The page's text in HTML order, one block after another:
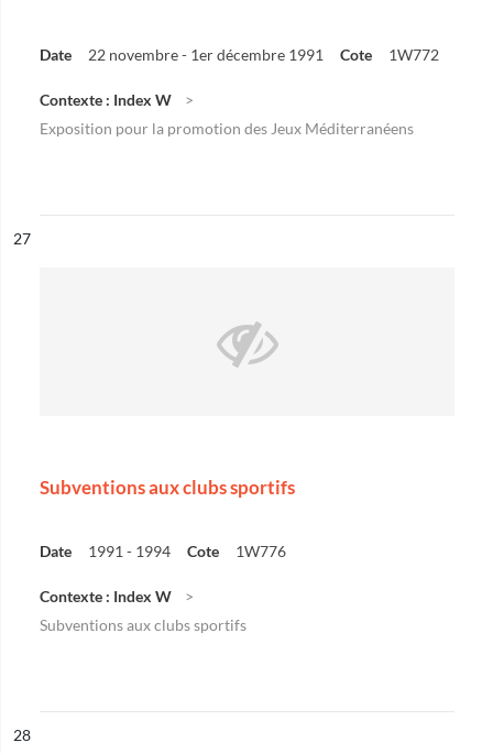
Date 22 novembre - 1er décembre 1991 Cote 1W772
Contexte : Index W
Exposition pour la promotion des Jeux Méditerranéens
n°
27
Subventions aux clubs sportifs
Date 1991 - 1994 Cote 1W776
Contexte : Index W
Subventions aux clubs sportifs
n°
28